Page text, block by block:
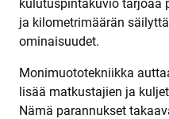
kulutuspintakuvio tarjoaa
ja kilometrimäärän
ominaisuudet.
Monimuototekniikka
lisää matkustajien ja
Nämä parannukset